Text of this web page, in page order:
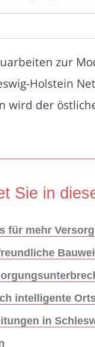
zur
Holstein
wird der
Sie in
für mehr
intelligente
in